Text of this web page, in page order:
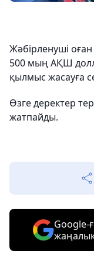
Жәбірленуші
500 мың АҚШ
қылмыс жасауға
Өзге деректер
жатпайды.
Google-